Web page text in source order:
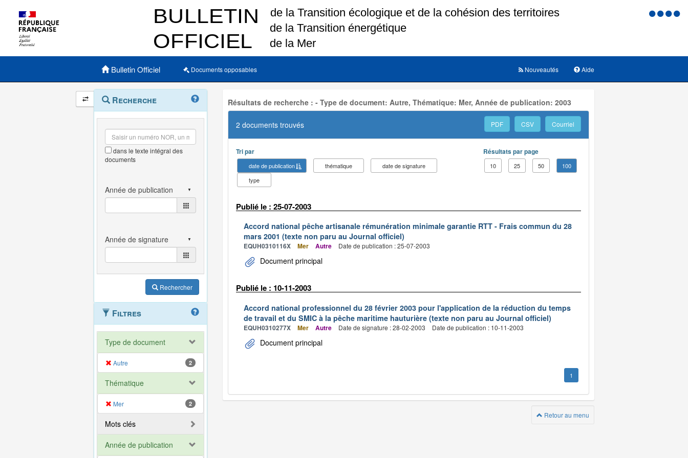
Menu
Menu principal
Bulletin Officiel Documents opposables Aide
Nouveautés
Navigation
et
outils
annexes
Menu
contextuel
Recherche
dans le texte intégral des
documents
Rechercher
Filtres
Type de document
Autre 2
Thématique
Mer 2
Mots clés
Année de publication
Résultats de recherche : - Type de document: Autre, Thématique: Mer, Année de publication: 2003
2 documents trouvés PDF CSV Courriel
Tri par
date de publication thématique
date de signature
type
Résultats par page
10 25 50 100
Publié le : 25-07-2003
Accord national pêche artisanale rémunération minimale garantie RTT - Frais commun du 28
mars 2001 (texte non paru au Journal officiel)
EQUH0310116X Mer Autre Date de publication : 25-07-2003
Document principal
Publié le : 10-11-2003
Accord national professionnel du 28 février 2003 pour l'application de la réduction du temps
de travail et du SMIC à la pêche maritime hauturière (texte non paru au Journal officiel)
EQUH0310277X Mer Autre Date de signature : 28-02-2003 Date de publication : 10-11-2003
Document principal
1
Retour au menu